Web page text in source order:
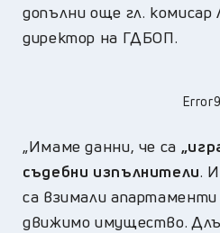
допълни още гл.
директор на ГДБОП.
Error9
„Имаме данни, че са
съдебни изпълнители.
са взимали
движимо имущество.